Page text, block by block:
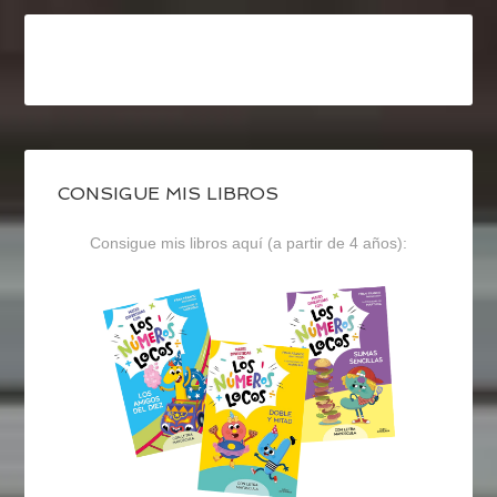
CONSIGUE MIS LIBROS
Consigue mis libros aquí (a partir de 4 años):